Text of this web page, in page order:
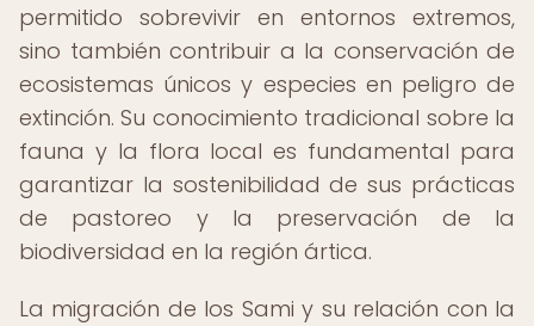
permitido sobrevivir en entornos extremos,
sino también contribuir a la conservación de
ecosistemas únicos y especies en peligro de
extinción. Su conocimiento tradicional sobre la
fauna y la flora local es fundamental para
garantizar la sostenibilidad de sus prácticas
de pastoreo y la preservación de la
biodiversidad en la región ártica.
La migración de los Sami y su relación con la